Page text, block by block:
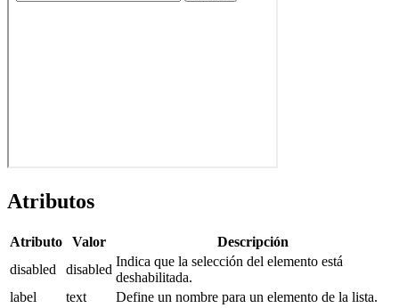
Atributos
Atributo Valor
Descripción
disabled
disabled
Indica que la selección del elemento está
deshabilitada.
label
text
Define un nombre para un elemento de la lista.